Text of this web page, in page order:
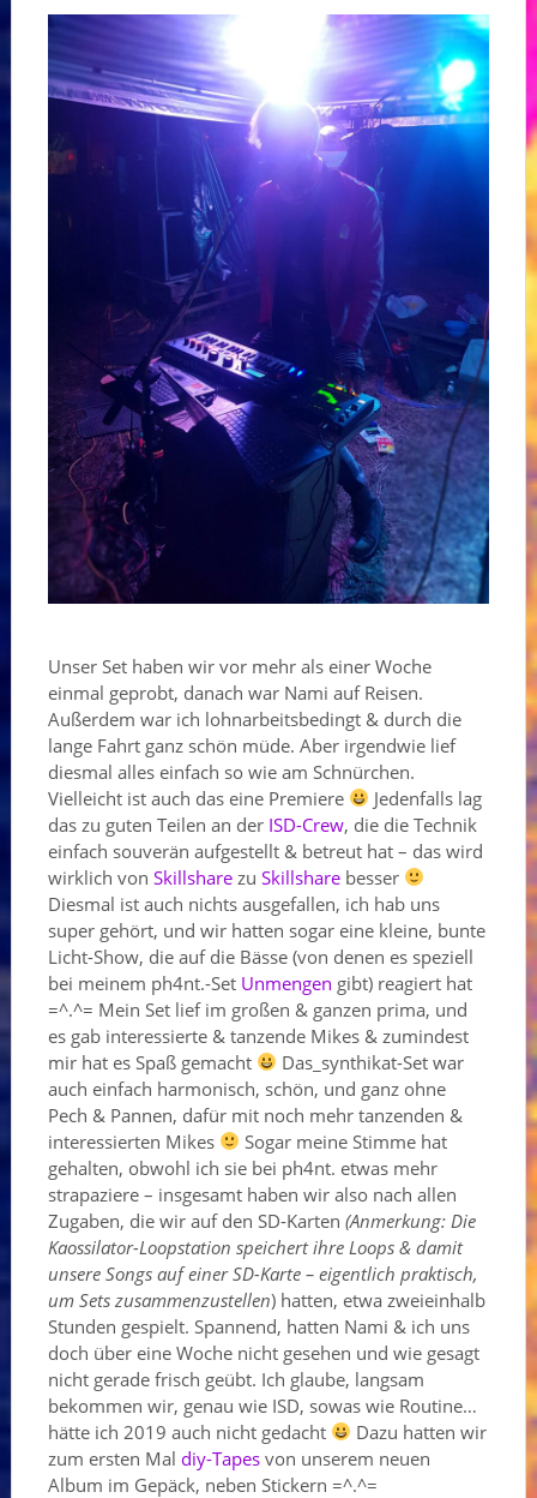
Unser Set haben wir vor mehr als einer Woche
einmal geprobt, danach war Nami auf Reisen.
Außerdem war ich lohnarbeitsbedingt & durch die
lange Fahrt ganz schön müde. Aber irgendwie lief
diesmal alles einfach so wie am Schnürchen.
Vielleicht ist auch das eine Premiere
Jedenfalls lag
das zu guten Teilen an der ISD-Crew, die die Technik
einfach souverän aufgestellt & betreut hat – das wird
wirklich von Skillsharezu Skillsharebesser
Diesmal ist auch nichts ausgefallen, ich hab uns
super gehört, und wir hatten sogar eine kleine, bunte
Licht-Show, die auf die Bässe (von denen es speziell
bei meinem ph4nt.-Set Unmengen gibt) reagiert hat
=^.^= Mein Set lief im großen & ganzen prima, und
es gab interessierte & tanzende Mikes & zumindest
mir hat es Spaß gemacht
Das_synthikat-Set war
auch einfach harmonisch, schön, und ganz ohne
Pech & Pannen, dafür mit noch mehr tanzenden &
interessierten Mikes
Sogar meine Stimme hat
gehalten, obwohl ich sie bei ph4nt. etwas mehr
strapaziere – insgesamt haben wir also nach allen
Zugaben, die wir auf den SD-Karten (Anmerkung: Die
Kaossilator-Loopstation speichert ihre Loops & damit
unsere Songs auf einer SD-Karte – eigentlich praktisch,
um Sets zusammenzustellen) hatten, etwa zweieinhalb
Stunden gespielt. Spannend, hatten Nami & ich uns
doch über eine Woche nicht gesehen und wie gesagt
nicht gerade frisch geübt. Ich glaube, langsam
bekommen wir, genau wie ISD, sowas wie Routine…
hätte ich 2019 auch nicht gedacht
Dazu hatten wir
zum ersten Mal diy-Tapesvon unserem neuen
Album im Gepäck, neben Stickern =^.^=